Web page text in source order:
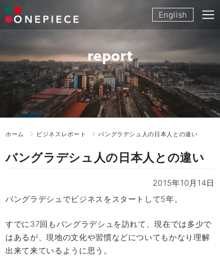
Skip
to
English
report
ホーム ビジネスレポート バングラデシュ人の日本人との違い
バングラデシュ人の日本人との違い
2015年10月14日
バングラデシュでビジネスをスタートして5年。
すでに37回もバングラデシュを訪れて、現在では多少で
はあるが、現地の文化や習慣などについてもかなり理解
出来て来ているように思う。